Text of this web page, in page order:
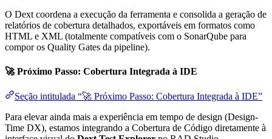
O Dext coordena a execução da ferramenta e consolida a geração de
relatórios de cobertura detalhados, exportáveis em formatos como
HTML e XML (totalmente compatíveis com o SonarQube para
compor os Quality Gates da pipeline).
🚀 Próximo Passo: Cobertura Integrada à IDE
Seção intitulada “🚀 Próximo Passo: Cobertura Integrada à IDE”
Para elevar ainda mais a experiência em tempo de design (Design-
Time DX), estamos integrando a Cobertura de Código diretamente à